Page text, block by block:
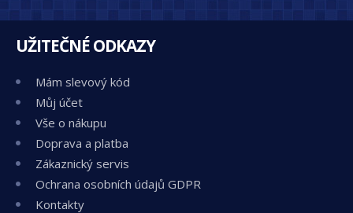
UŽITEČNÉ ODKAZY
Mám slevový kód
Můj účet
Vše o nákupu
Doprava a platba
Zákaznický servis
Ochrana osobních údajů GDPR
Kontakty